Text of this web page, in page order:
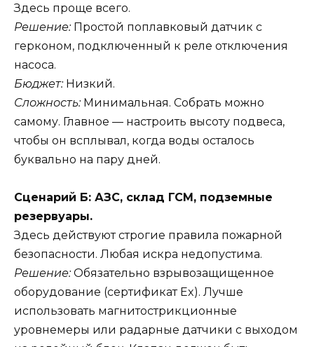
Здесь проще всего.
Решение:Простой поплавковый датчик с
герконом, подключенный к реле отключения
насоса.
Бюджет:Низкий.
Сложность:Минимальная. Собрать можно
самому. Главное — настроить высоту подвеса,
чтобы он всплывал, когда воды осталось
буквально на пару дней.
Сценарий Б: АЗС, склад ГСМ, подземные
резервуары.
Здесь действуют строгие правила пожарной
безопасности. Любая искра недопустима.
Решение:Обязательно взрывозащищенное
оборудование (сертификат Ex). Лучше
использовать магнитострикционные
уровнемеры или радарные датчики с выходом